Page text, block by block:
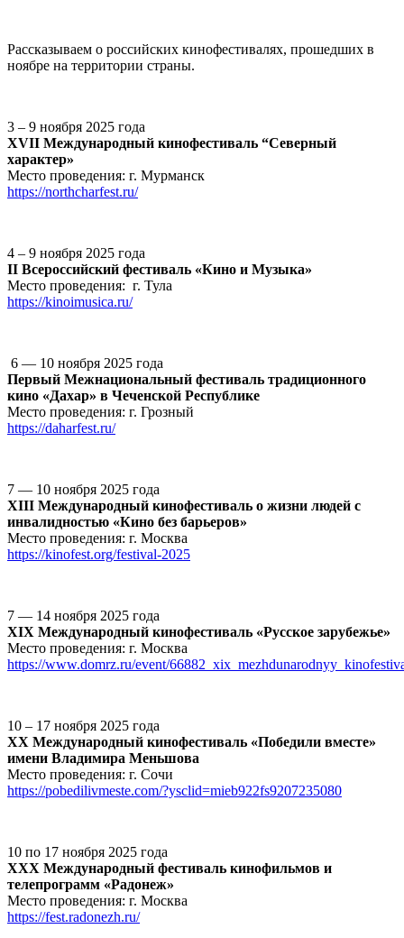
Рассказываем о российских кинофестивалях, прошедших в
ноябре на территории страны.
3 – 9 ноября 2025 года
XVII Международный кинофестиваль “Северный
характер»
Место проведения: г. Мурманск
https://northcharfest.ru/
4 – 9 ноября 2025 года
II Всероссийский фестиваль «Кино и Музыка»
Место проведения: г. Тула
https://kinoimusica.ru/
6 — 10 ноября 2025 года
Первый Межнациональный фестиваль традиционного
кино «Дахар» в Чеченской Республике
Место проведения: г. Грозный
https://daharfest.ru/
7 — 10 ноября 2025 года
XIII Международный кинофестиваль о жизни людей с
инвалидностью «Кино без барьеров»
Место проведения: г. Москва
https://kinofest.org/festival-2025
7 — 14 ноября 2025 года
XIX Международный кинофестиваль «Русское зарубежье»
Место проведения: г. Москва
https://www.domrz.ru/event/
10 – 17 ноября 2025 года
ХХ Международный кинофестиваль «Победили вместе»
имени Владимира Меньшова
Место проведения: г. Сочи
https://pobedilivmeste.com/?ysclid=mieb922fs9207235080
10 по 17 ноября 2025 года
XXX Международный фестиваль кинофильмов и
телепрограмм «Радонеж»
Место проведения: г. Москва
https://fest.radonezh.ru/